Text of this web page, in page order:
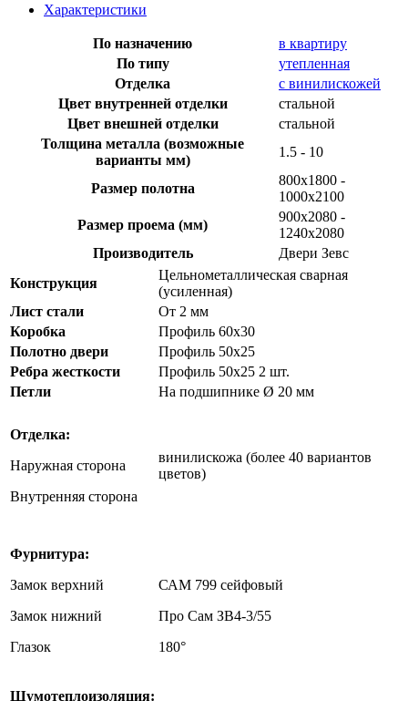
Характеристики
По назначению
в квартиру
По типу
утепленная
Отделка
с винилискожей
Цвет внутренней отделки
стальной
Цвет внешней отделки
стальной
Толщина металла (возможные
варианты мм)
1.5 - 10
Размер полотна
800x1800 -
1000x2100
Размер проема (мм)
900х2080 -
1240х2080
Производитель
Двери Зевс
Конструкция
Цельнометаллическая сварная
(усиленная)
Лист стали
От 2 мм
Коробка
Профиль 60х30
Полотно двери
Профиль 50х25
Ребра жесткости
Профиль 50х25 2 шт.
Петли
На подшипнике Ø 20 мм
Отделка:
Наружная сторона
Внутренняя сторона
винилискожа (более 40 вариантов
цветов)
Фурнитура:
Замок верхний
Замок нижний
Глазок
САМ 799 сейфовый
Про Сам ЗВ4-3/55
180°
Шумотеплоизоляция: